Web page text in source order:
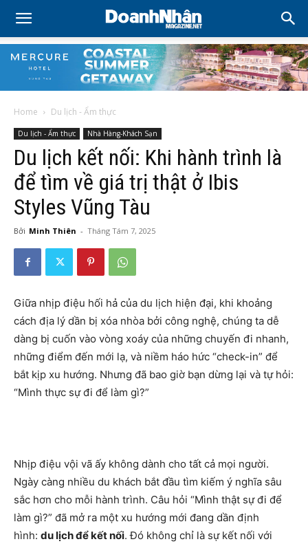
Home Du lịch - Ẩm thực
Du lịch - Ẩm thực Nhà Hàng-Khách Sạn
Du lịch kết nối: Khi hành trình là
để tìm về giá trị thật ở Ibis
Styles Vũng Tàu
Bởi Minh Thiên - Tháng Tám 7, 2025
Giữa nhịp điệu hối hả của du lịch hiện đại, khi khoảng
cách địa lý dần bị xóa nhòa bởi công nghệ, chúng ta dễ
dàng bị cuốn vào vòng xoáy của những chuyến đi nhanh,
những điểm đến mới lạ, và niềm háo hức “check-in” để
bắt kịp xu hướng. Nhưng đã bao giờ bạn dừng lại và tự hỏi:
“Mình thực sự đi để làm gì?”
Nhịp điệu vội vã ấy không dành cho tất cả mọi người.
Ngày càng nhiều du khách bắt đầu tìm kiếm ý nghĩa sâu
sắc hơn cho mỗi hành trình. Câu hỏi “Mình thật sự đi để
làm gì?” đã mở ra một xu hướng mới đang dần định
hình: du lịch để kết nối. Đó không chỉ là sự kết nối với